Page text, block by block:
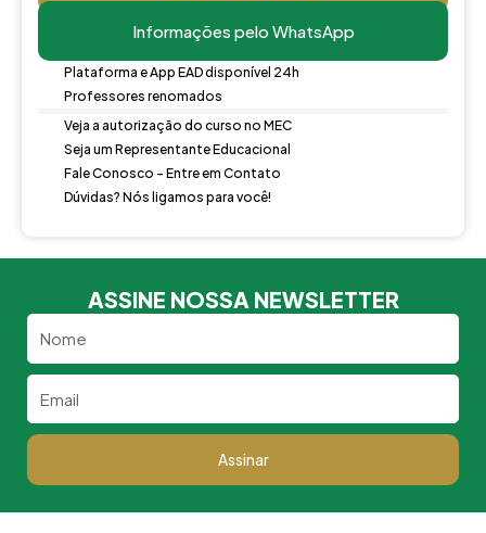
Informações pelo WhatsApp
Plataforma e App EAD disponível 24h
Professores renomados
Veja a autorização do curso no MEC
Seja um Representante Educacional
Fale Conosco - Entre em Contato
Dúvidas? Nós ligamos para você!
ASSINE NOSSA NEWSLETTER
Assinar